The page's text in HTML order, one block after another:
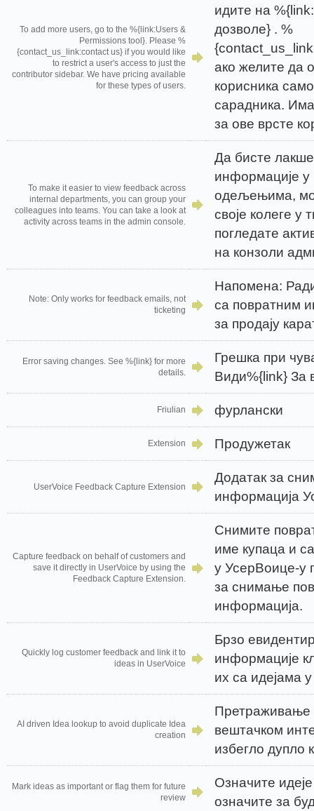
To add more users, go to the %{link:Users &
Permissions tool}. Please %
{contact_us_link:contact us} if you would like
to restrict a user's access to just the
contributor sidebar. We have pricing available
for these types of users.
идите на
дозволе} . %
ако желите да
корисника
сарадника.
за ове врсте
To make it easier to view feedback across
internal departments, you can group your
colleagues into teams. You can take a look at
activity across teams in the admin console.
Да бисте
информације
одељењима,
своје колеге
погледате
на конзоли
Note: Only works for feedback emails, not
ticketing
Напомена:
са повратним
за продају
Error saving changes. See %{link} for more
details.
Грешка при
Види%{link} За
Friulian фурлански
Extension Продужетак
UserVoice Feedback Capture Extension
Додатак за
информација
Capture feedback on behalf of customers and
save it directly in UserVoice by using the
Feedback Capture Extension.
Снимите
име купаца и
у УсерВоице-у
за снимање
информација.
Quickly log customer feedback and link it to
ideas in UserVoice
Брзо
информације
их са идејама
AI driven Idea lookup to avoid duplicate Idea
creation
Претраживање
вештачком
избегло дупло
Mark ideas as important or flag them for future
review
Означите
означите за